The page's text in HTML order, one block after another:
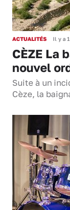
ACTUALITÉS Il y a
CÈZE La
nouvel
Suite à un
Cèze, la